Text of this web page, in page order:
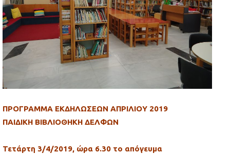
ΠΡΟΓΡΑΜΜΑ ΕΚΔΗΛΩΣΕΩΝ ΑΠΡΙΛΙΟY 2019
ΠΑΙΔΙΚΗ ΒΙΒΛΙΟΘΗΚΗ ΔΕΛΦΩΝ
Τετάρτη 3/4/2019, ώρα 6.30 το απόγευμα